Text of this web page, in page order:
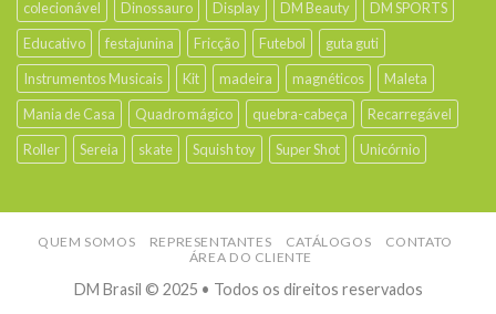
colecionável
Dinossauro Display DM Beauty
DM SPORTS
Educativo
festajunina Fricção Futebol
guta guti
Instrumentos Musicais
Kit madeira magnéticos
Maleta
Mania de Casa
Quadro mágico quebra-cabeça
Recarregável
Roller
Sereia skate Squish toy Super Shot Unicórnio
QUEM SOMOS REPRESENTANTES CATÁLOGOS
CONTATO
ÁREA DO CLIENTE
DM Brasil © 2025 • Todos os direitos reservados